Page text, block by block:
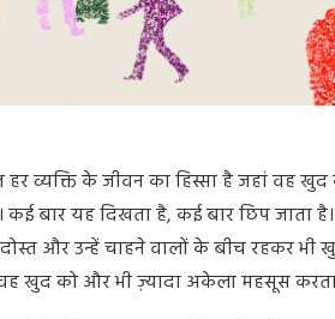
अकेलेपन को
व्यक्ति के जीवन का हिस्सा है जहां वह
कई बार यह दिखता है, कई बार छिप
दोस्त और उन्हें चाहने वालों के बीच रहकर
खुद को और भी ज़्यादा अकेला महसूस